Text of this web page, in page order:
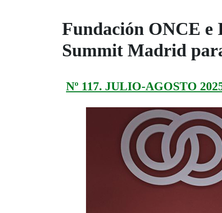
Fundación ONCE e
Summit Madrid
Nº 117. JULIO-AGOSTO